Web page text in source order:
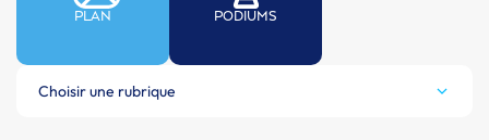
PLAN PODIUMS
Choisir une rubrique